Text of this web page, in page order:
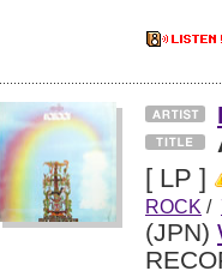
[ LP ]
ROCK /
(JPN)